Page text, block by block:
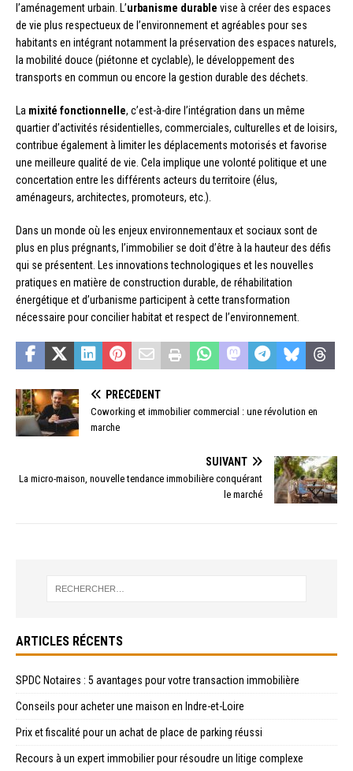
l’aménagement urbain. L’urbanisme durable vise à créer des espaces
de vie plus respectueux de l’environnement et agréables pour ses
habitants en intégrant notamment la préservation des espaces naturels,
la mobilité douce (piétonne et cyclable), le développement des
transports en commun ou encore la gestion durable des déchets.
La mixité fonctionnelle, c’est-à-dire l’intégration dans un même
quartier d’activités résidentielles, commerciales, culturelles et de loisirs,
contribue également à limiter les déplacements motorisés et favorise
une meilleure qualité de vie. Cela implique une volonté politique et une
concertation entre les différents acteurs du territoire (élus,
aménageurs, architectes, promoteurs, etc.).
Dans un monde où les enjeux environnementaux et sociaux sont de
plus en plus prégnants, l’immobilier se doit d’être à la hauteur des défis
qui se présentent. Les innovations technologiques et les nouvelles
pratiques en matière de construction durable, de réhabilitation
énergétique et d’urbanisme participent à cette transformation
nécessaire pour concilier habitat et respect de l’environnement.
PRÉCÉDENT
Coworking et immobilier commercial : une révolution en
marche
SUIVANT
La micro-maison, nouvelle tendance immobilière conquérant
le marché
ARTICLES RÉCENTS
SPDC Notaires : 5 avantages pour votre transaction immobilière
Conseils pour acheter une maison en Indre-et-Loire
Prix et fiscalité pour un achat de place de parking réussi
Recours à un expert immobilier pour résoudre un litige complexe